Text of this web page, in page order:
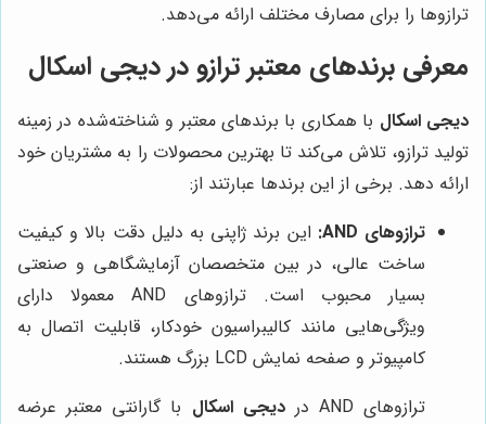
ترازوها را برای مصارف مختلف ارائه می‌دهد.
معرفی برندهای معتبر ترازو دردیجی اسکال
دیجی اسکال با همکاری با برندهای معتبر و شناخته‌شده در زمینه
تولید ترازو، تلاش می‌کند تا بهترین محصولات را به مشتریان خود
ارائه دهد. برخی از این برندها عبارتند از:
ترازوهای AND:
این برند ژاپنی به دلیل دقت بالا و کیفیت
ساخت عالی، در بین متخصصان آزمایشگاهی و صنعتی
بسیار محبوب است. ترازوهای AND معمولا دارای
ویژگی‌هایی مانند کالیبراسیون خودکار، قابلیت اتصال به
کامپیوتر و صفحه نمایش LCD بزرگ هستند.
ترازوهای AND در
دیجی اسکال با گارانتی معتبر عرضه